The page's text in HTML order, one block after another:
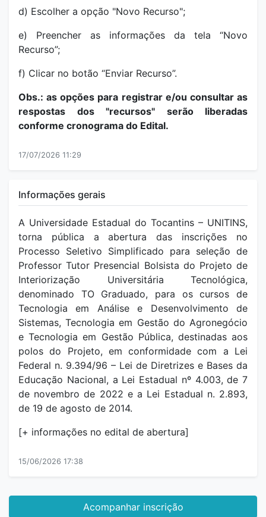
Acompanhar inscrição
d) Escolher a opção "Novo Recurso";
e) Preencher as informações da tela “Novo
Recurso”;
f) Clicar no botão “Enviar Recurso”.
Obs.: as opções para registrar e/ou consultar as
respostas dos "recursos" serão liberadas
conforme cronograma do Edital.
17/07/2026 11:29
Informações gerais
A Universidade Estadual do Tocantins – UNITINS,
torna pública a abertura das inscrições no
Processo Seletivo Simplificado para seleção de
Professor Tutor Presencial Bolsista do Projeto de
Interiorização Universitária Tecnológica,
denominado TO Graduado, para os cursos de
Tecnologia em Análise e Desenvolvimento de
Sistemas, Tecnologia em Gestão do Agronegócio
e Tecnologia em Gestão Pública, destinadas aos
polos do Projeto, em conformidade com a Lei
Federal n. 9.394/96 – Lei de Diretrizes e Bases da
Educação Nacional, a Lei Estadual nº 4.003, de 7
de novembro de 2022 e a Lei Estadual n. 2.893,
de 19 de agosto de 2014.
[+ informações no edital de abertura]
15/06/2026 17:38